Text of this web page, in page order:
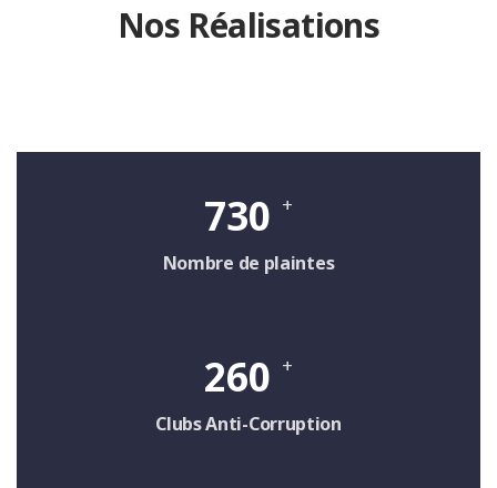
Nos Réalisations
730 +
Nombre de plaintes
260 +
Clubs Anti-Corruption